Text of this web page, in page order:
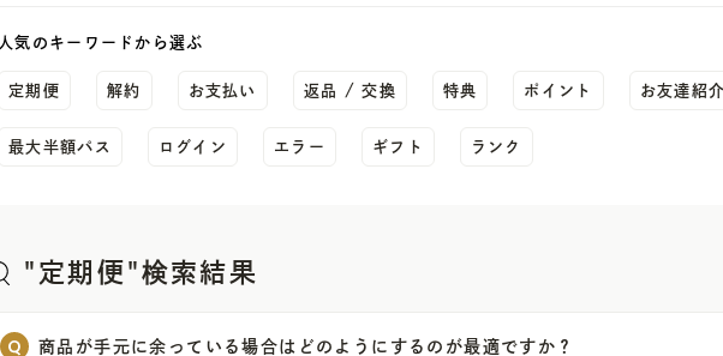
人気のキーワードから選ぶ
定期便 解約 お支払い 返品 / 交換 特典 ポイント お友達紹介
最大半額パス ログイン エラー ギフト ランク
"定期便"検索結果
商品が手元に余っている場合はどのようにするのが最適ですか？